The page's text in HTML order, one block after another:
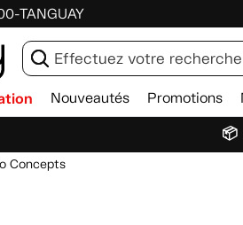
TANGUAY
Nouveautés Promotions
📦
Concepts